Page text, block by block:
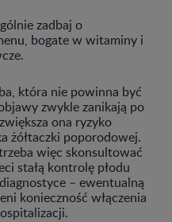
zadbaj o
bogate w witaminy i
która nie powinna być
zwykle zanikają po
ona ryzyko
żółtaczki poporodowej.
więc skonsultować
stałą kontrolę płodu
– ewentualną
konieczność włączenia